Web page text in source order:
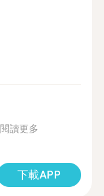
閱讀更多
下載APP